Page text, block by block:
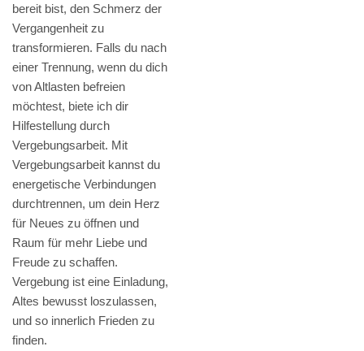
bereit bist, den Schmerz der
Vergangenheit zu
transformieren. Falls du nach
einer Trennung, wenn du dich
von Altlasten befreien
möchtest, biete ich dir
Hilfestellung durch
Vergebungsarbeit. Mit
Vergebungsarbeit kannst du
energetische Verbindungen
durchtrennen, um dein Herz
für Neues zu öffnen und
Raum für mehr Liebe und
Freude zu schaffen.
Vergebung ist eine Einladung,
Altes bewusst loszulassen,
und so innerlich Frieden zu
finden.